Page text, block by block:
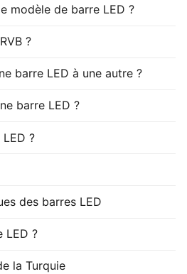
modèle de barre LED ?
?
barre LED à une autre ?
barre LED ?
?
des barres LED
LED ?
la Turquie